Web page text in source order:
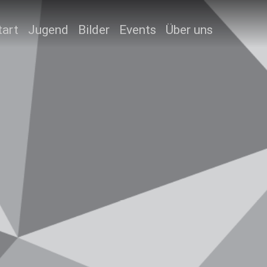
Jugend Bilder Events Über uns